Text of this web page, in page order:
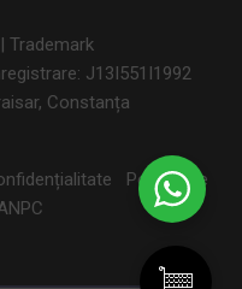
Trademark
J13I551I1992
Constanța
Politica de